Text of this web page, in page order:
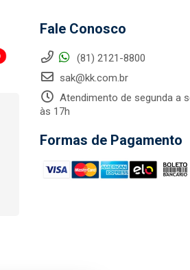
Fale Conosco
(81) 2121-8800
sak@kk.com.br
Atendimento de segunda a
às 17h
Formas de Pagamento